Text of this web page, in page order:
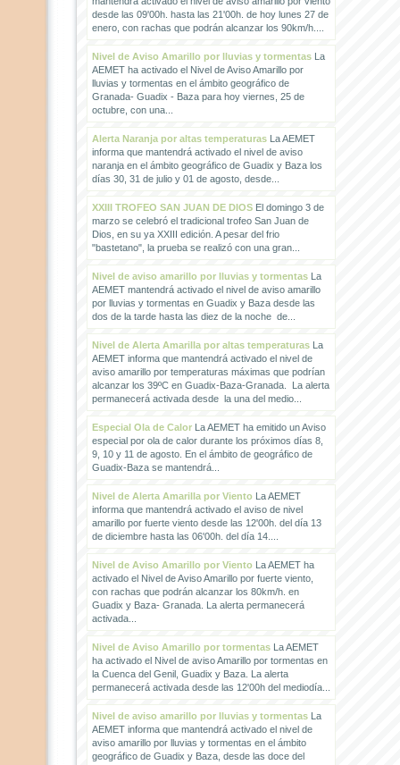
desde las 09'00h. hasta las 21'00h. de hoy lunes 27 de
enero, con rachas que podrán alcanzar los 90km/h....
Nivel de Aviso Amarillo por lluvias y tormentasLa
AEMET ha activado el Nivel de Aviso Amarillo por
lluvias y tormentas en el ámbito geográfico de
Granada- Guadix - Baza para hoy viernes, 25 de
octubre, con una...
Alerta Naranja por altas temperaturasLa AEMET
informa que mantendrá activado el nivel de aviso
naranja en el ámbito geográfico de Guadix y Baza los
días 30, 31 de julio y 01 de agosto, desde...
XXIII TROFEO SAN JUAN DE DIOSEl domingo 3 de
marzo se celebró el tradicional trofeo San Juan de
Dios, en su ya XXIII edición. A pesar del frio
"bastetano", la prueba se realizó con una gran...
Nivel de aviso amarillo por lluvias y tormentasLa
AEMET mantendrá activado el nivel de aviso amarillo
por lluvias y tormentas en Guadix y Baza desde las
dos de la tarde hasta las diez de la noche de...
Nivel de Alerta Amarilla por altas temperaturasLa
AEMET informa que mantendrá activado el nivel de
aviso amarillo por temperaturas máximas que podrían
alcanzar los 39ºC en Guadix-Baza-Granada. La alerta
permanecerá activada desde la una del medio...
Especial Ola de CalorLa AEMET ha emitido un Aviso
especial por ola de calor durante los próximos días 8,
9, 10 y 11 de agosto. En el ámbito de geográfico de
Guadix-Baza se mantendrá...
Nivel de Alerta Amarilla por VientoLa AEMET
informa que mantendrá activado el aviso de nivel
amarillo por fuerte viento desde las 12'00h. del día 13
de diciembre hasta las 06'00h. del día 14....
Nivel de Aviso Amarillo por VientoLa AEMET ha
activado el Nivel de Aviso Amarillo por fuerte viento,
con rachas que podrán alcanzar los 80km/h. en
Guadix y Baza- Granada. La alerta permanecerá
activada...
Nivel de Aviso Amarillo por tormentasLa AEMET
ha activado el Nivel de aviso Amarillo por tormentas en
la Cuenca del Genil, Guadix y Baza. La alerta
permanecerá activada desde las 12'00h del mediodía...
Nivel de aviso amarillo por lluvias y tormentasLa
AEMET informa que mantendrá activado el nivel de
aviso amarillo por lluvias y tormentas en el ámbito
geográfico de Guadix y Baza, desde las doce del